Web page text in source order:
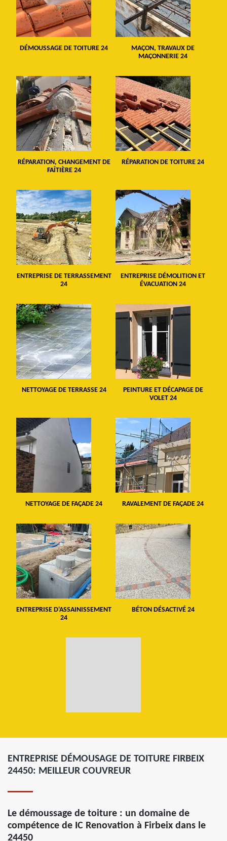
DÉMOUSSAGE DE TOITURE 24
MAÇON, TRAVAUX DE
MAÇONNERIE 24
RÉPARATION, CHANGEMENT DE
FAÎTIÈRE 24
RÉPARATION DE TOITURE 24
ENTREPRISE DE TERRASSEMENT
24
ENTREPRISE DÉMOLITION ET
ÉVACUATION 24
NETTOYAGE DE TERRASSE 24
PEINTURE ET DÉCAPAGE DE
VOLET 24
NETTOYAGE DE FAÇADE 24 RAVALEMENT DE FAÇADE 24
ENTREPRISE D'ASSAINISSEMENT
24
BÉTON DÉSACTIVÉ 24
ENTREPRISE DÉMOUSAGE DE TOITURE FIRBEIX
24450: MEILLEUR COUVREUR
Le démoussage de toiture : un domaine de
compétence de IC Renovation à Firbeix dans le
24450